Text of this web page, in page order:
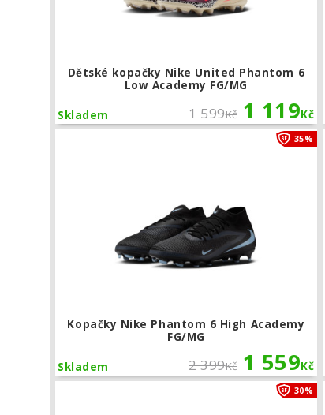
Dětské kopačky Nike United Phantom 6
Low Academy FG/MG
1 599Kč 1 119Kč
Skladem
Kopačky Nike Phantom 6 High Academy
FG/MG
2 399Kč 1 559Kč
Skladem
35%
30%